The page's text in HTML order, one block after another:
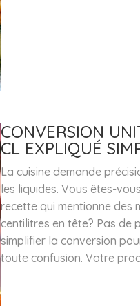
CONVERSION
CL EXPLIQUÉ
La cuisine demande
les liquides. Vous êtes-
recette qui mentionne des
centilitres en tête? Pas de
simplifier la conversion
toute confusion. Votre